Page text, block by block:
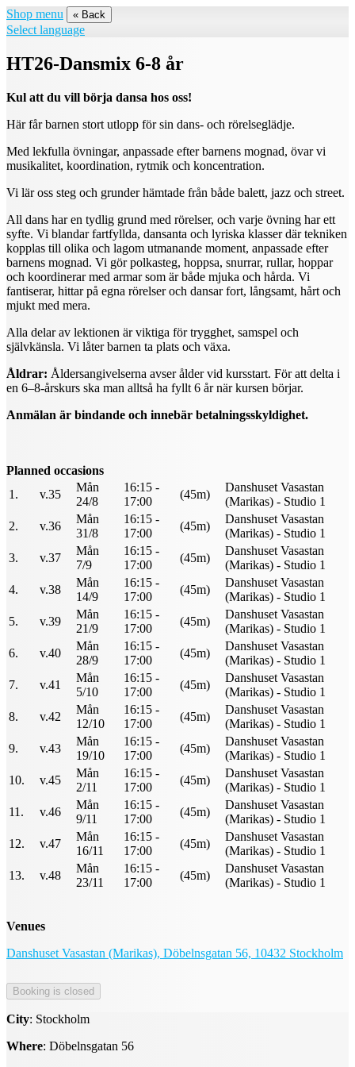
Shop menu « Back
Select language
HT26-Dansmix 6-8 år
Kul att du vill börja dansa hos oss!
Här får barnen stort utlopp för sin dans- och rörelseglädje.
Med lekfulla övningar, anpassade efter barnens mognad, övar vi
musikalitet, koordination, rytmik och koncentration.
Vi lär oss steg och grunder hämtade från både balett, jazz och street.
All dans har en tydlig grund med rörelser, och varje övning har ett
syfte. Vi blandar fartfyllda, dansanta och lyriska klasser där tekniken
kopplas till olika och lagom utmanande moment, anpassade efter
barnens mognad. Vi gör polkasteg, hoppsa, snurrar, rullar, hoppar
och koordinerar med armar som är både mjuka och hårda. Vi
fantiserar, hittar på egna rörelser och dansar fort, långsamt, hårt och
mjukt med mera.
Alla delar av lektionen är viktiga för trygghet, samspel och
självkänsla. Vi låter barnen ta plats och växa.
Åldrar: Åldersangivelserna avser ålder vid kursstart. För att delta i
en 6–8-årskurs ska man alltså ha fyllt 6 år när kursen börjar.
Anmälan är bindande och innebär betalningsskyldighet.
Planned occasions
1.
v.35
Mån
24/8
16:15 -
17:00
(45m)
Danshuset Vasastan
(Marikas) - Studio 1
2.
v.36
Mån
31/8
16:15 -
17:00
(45m)
Danshuset Vasastan
(Marikas) - Studio 1
3.
v.37
Mån
7/9
16:15 -
17:00
(45m)
Danshuset Vasastan
(Marikas) - Studio 1
4.
v.38
Mån
14/9
16:15 -
17:00
(45m)
Danshuset Vasastan
(Marikas) - Studio 1
5.
v.39
Mån
21/9
16:15 -
17:00
(45m)
Danshuset Vasastan
(Marikas) - Studio 1
6.
v.40
Mån
28/9
16:15 -
17:00
(45m)
Danshuset Vasastan
(Marikas) - Studio 1
7.
v.41
Mån
5/10
16:15 -
17:00
(45m)
Danshuset Vasastan
(Marikas) - Studio 1
8.
v.42
Mån
12/10
16:15 -
17:00
(45m)
Danshuset Vasastan
(Marikas) - Studio 1
9.
v.43
Mån
19/10
16:15 -
17:00
(45m)
Danshuset Vasastan
(Marikas) - Studio 1
10.
v.45
Mån
2/11
16:15 -
17:00
(45m)
Danshuset Vasastan
(Marikas) - Studio 1
11.
v.46
Mån
9/11
16:15 -
17:00
(45m)
Danshuset Vasastan
(Marikas) - Studio 1
12.
v.47
Mån
16/11
16:15 -
17:00
(45m)
Danshuset Vasastan
(Marikas) - Studio 1
13.
v.48
Mån
23/11
16:15 -
17:00
(45m)
Danshuset Vasastan
(Marikas) - Studio 1
Venues
Danshuset Vasastan (Marikas), Döbelnsgatan 56, 10432 Stockholm
City: Stockholm
Where: Döbelnsgatan 56